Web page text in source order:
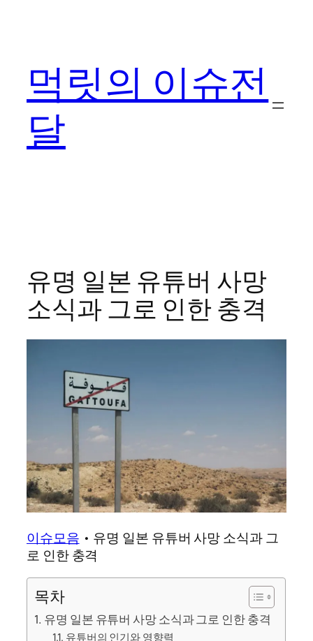
먹릿의 이슈전
달
유명 일본 유튜버 사망
소식과 그로 인한 충격
이슈모음 • 유명 일본 유튜버 사망 소식과 그
로 인한 충격
목차
유명 일본 유튜버 사망 소식과 그로 인한 충격
유튜버의 인기와 영향력